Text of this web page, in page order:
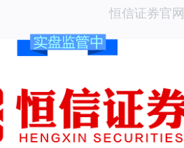
恒信证券官网